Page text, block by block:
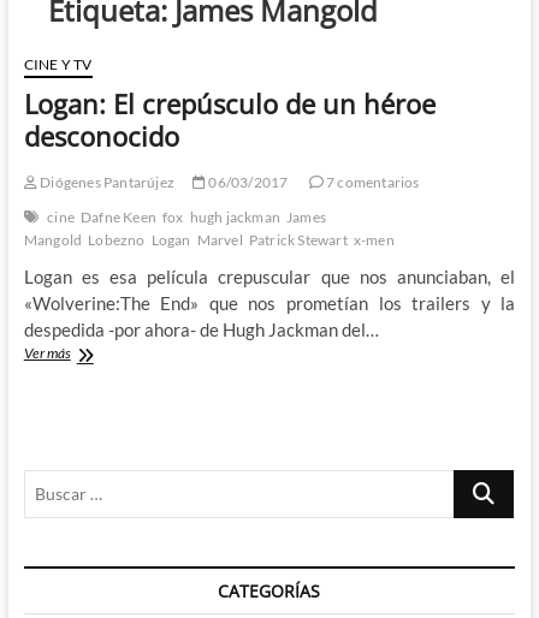
Etiqueta: James Mangold
CINE Y TV
Logan: El crepúsculo de un héroe
desconocido
Diógenes Pantarújez 06/03/2017
7 comentarios
cine Dafne Keen fox hugh jackman James
Mangold Lobezno Logan Marvel Patrick Stewart x-men
Logan es esa película crepuscular que nos anunciaban, el
«Wolverine:The End» que nos prometían los trailers y la
despedida -por ahora- de Hugh Jackman del…
Ver másLogan:
Buscar
CATEGORÍAS